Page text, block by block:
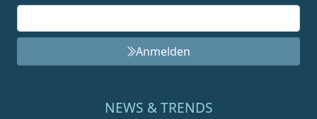
Anmelden
NEWS & TRENDS